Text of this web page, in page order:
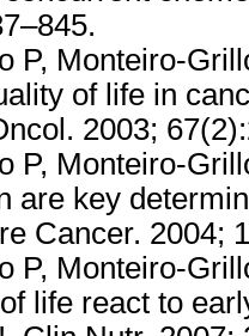
P, Monteiro-
of life in
2003;
P, Monteiro-
are key
Cancer. 2004;
P, Monteiro-
life react to